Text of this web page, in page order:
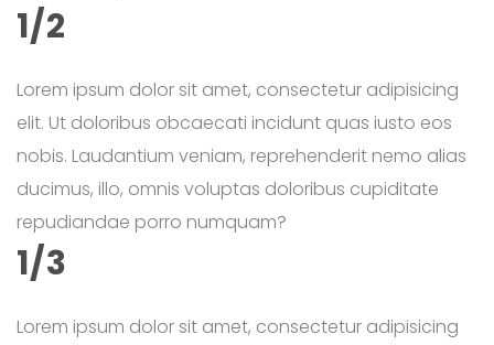
1/2
Lorem ipsum dolor sit amet, consectetur adipisicing
elit. Ut doloribus obcaecati incidunt quas iusto eos
nobis. Laudantium veniam, reprehenderit nemo alias
ducimus, illo, omnis voluptas doloribus cupiditate
repudiandae porro numquam?
1/3
Lorem ipsum dolor sit amet, consectetur adipisicing